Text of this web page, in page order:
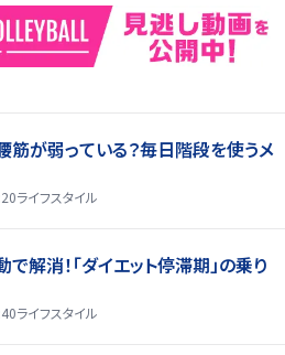
筋が弱っている？毎日階段を使うメ
ライフスタイル
解消！「ダイエット停滞期」の乗り
ライフスタイル